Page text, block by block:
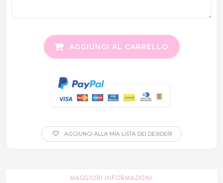
AGGIUNGI AL CARRELLO
AGGIUNGI ALLA MIA LISTA DEI DESIDERI
MAGGIORI INFORMAZIONI